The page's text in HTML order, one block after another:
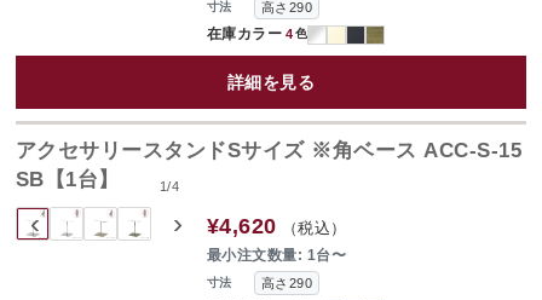
寸法 高さ290
在庫カラー 4色
詳細を見る
‹ ›
1/4
アクセサリースタンドSサイズ ※角ベース ACC-S-15
SB【1台】
寸法 高さ290
¥4,620 （税込）
最小注文数量: 1台〜